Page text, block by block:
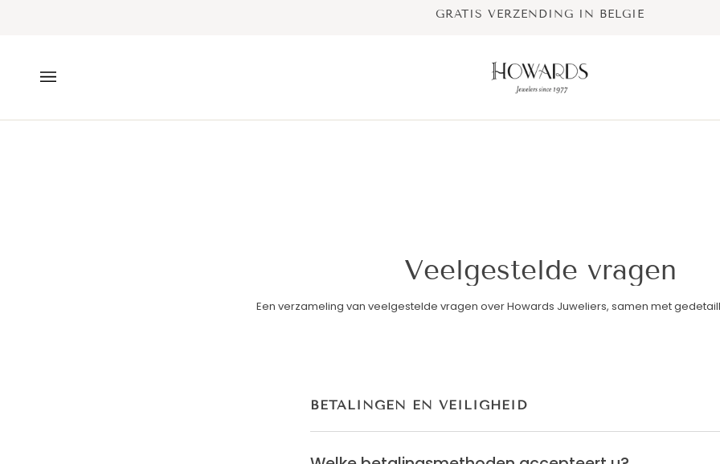
GRATIS VERZENDING IN BELGIË
Veelgestelde vragen
Een verzameling van veelgestelde vragen over Howards Juweliers, samen met
BETALINGEN EN VEILIGHEID